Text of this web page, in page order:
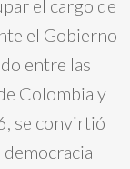
el cargo de
el Gobierno
entre las
Colombia y
se convirtió